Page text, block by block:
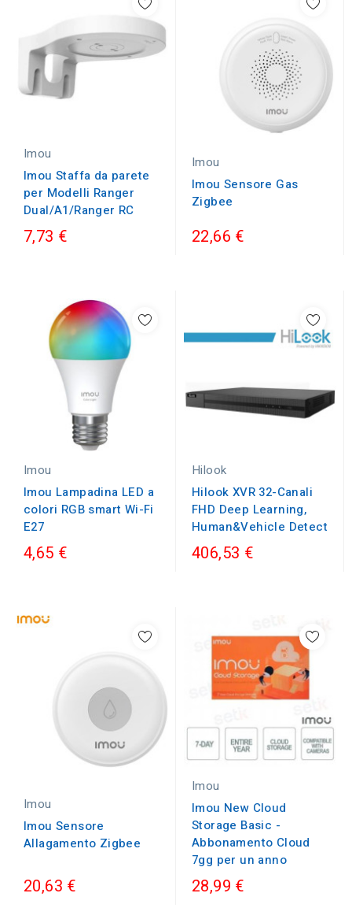
Imou
Imou Staffa da parete
per Modelli Ranger
Dual/A1/Ranger RC
7,73 €
Imou
Imou Sensore Gas
Zigbee
22,66 €
Imou
Imou Lampadina LED a
colori RGB smart Wi-Fi
E27
4,65 €
Hilook
Hilook XVR 32-Canali
FHD Deep Learning,
Human&Vehicle Detect
406,53 €
Imou
Imou Sensore
Allagamento Zigbee
20,63 €
Imou
Imou New Cloud
Storage Basic -
Abbonamento Cloud
7gg per un anno
28,99 €